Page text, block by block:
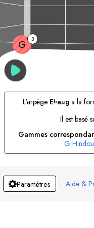
G 3
L'arpège Ebaug a la
Il est basé
Gammes
G Hindou
Paramètres · Aide &